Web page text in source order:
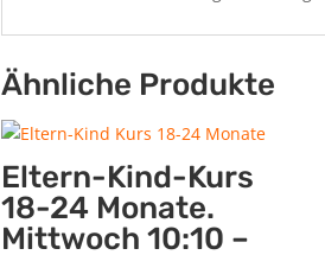
Ähnliche Produkte
Eltern-Kind-Kurs
18-24 Monate.
Mittwoch 10:10 –